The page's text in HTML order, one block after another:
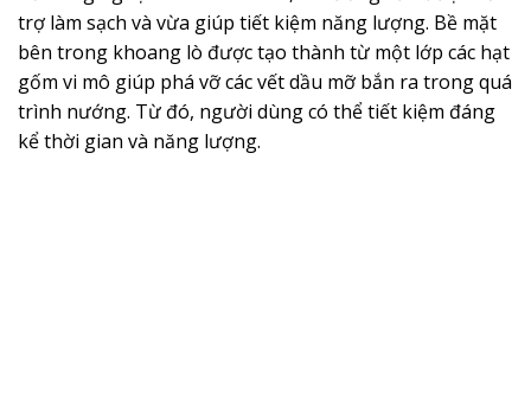
trợ làm sạch và vừa giúp tiết kiệm năng lượng. Bề mặt
bên trong khoang lò được tạo thành từ một lớp các hạt
gốm vi mô giúp phá vỡ các vết dầu mỡ bắn ra trong quá
trình nướng. Từ đó, người dùng có thể tiết kiệm đáng
kể thời gian và năng lượng.